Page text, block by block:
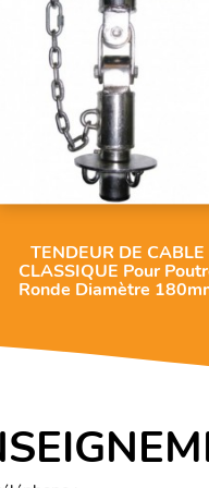
TENDEUR DE CABLE
CLASSIQUE Pour
Ronde Diamètre